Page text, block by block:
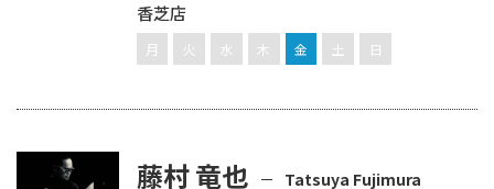
香芝店
月 火 水 木 金 土 日
藤村 竜也 Tatsuya Fujimura